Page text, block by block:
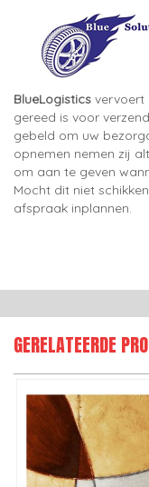
BlueLogistics vervoert
gereed is voor
gebeld om uw
opnemen nemen zij
om aan te geven
Mocht dit niet
afspraak inplannen.
GERELATEERDE